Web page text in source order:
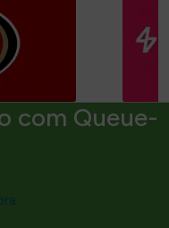
com Queue-